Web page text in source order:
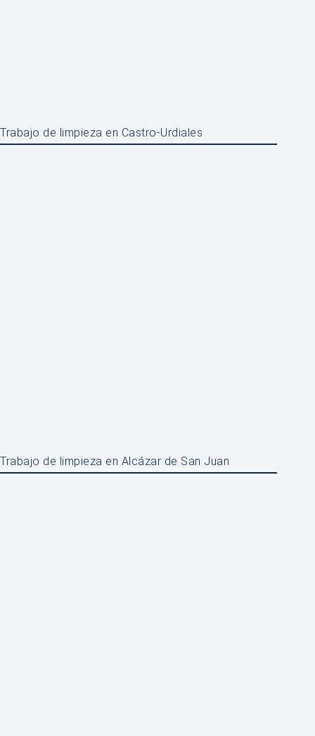
Trabajo de limpieza en Castro-Urdiales
Trabajo de limpieza en Alcázar de San Juan